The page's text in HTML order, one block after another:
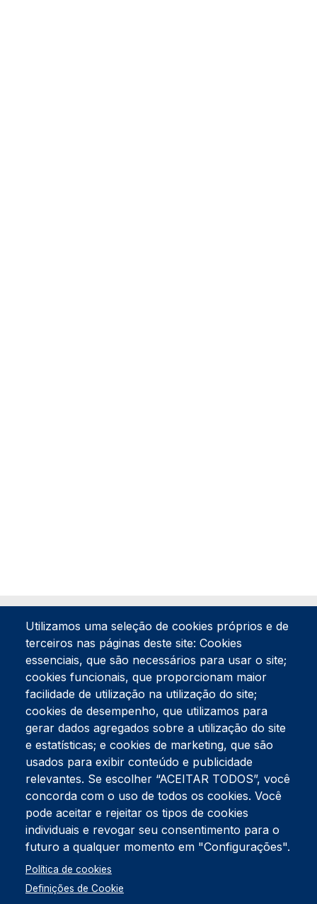
Tel:234 390 100Fax:234 390 100
Endereço Postal
Apartado 42
Rua Gil Eanes 31
3834-908 Gafanha da Nazaré
Estúdios
Rua Prior Guerra
Edifício do Centro Cultural da Gafanha da Nazaré
3830-556 Gafanha da Nazaré
Rodapé
Cookies
Política de Privacidade
Utilizamos uma seleção de cookies próprios e de
terceiros nas páginas deste site: Cookies
essenciais, que são necessários para usar o site;
cookies funcionais, que proporcionam maior
facilidade de utilização na utilização do site;
cookies de desempenho, que utilizamos para
gerar dados agregados sobre a utilização do site
e estatísticas; e cookies de marketing, que são
usados para exibir conteúdo e publicidade
relevantes. Se escolher “ACEITAR TODOS”, você
concorda com o uso de todos os cookies. Você
pode aceitar e rejeitar os tipos de cookies
individuais e revogar seu consentimento para o
futuro a qualquer momento em "Configurações".
Política de cookies
Definições de Cookie